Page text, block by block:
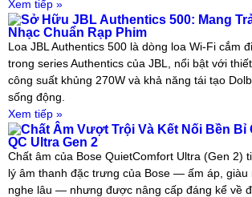
Xem tiếp »
Sở Hữu JBL Authentics 500: Mang
Nhạc Chuẩn Rạp Phim
Loa JBL Authentics 500 là dòng loa Wi-Fi cắm
trong series Authentics của JBL, nổi bật với
công suất khủng 270W và khả năng tái tạo
sống động.
Xem tiếp »
Chất Âm Vượt Trội Và Kết Nối Bền Bỉ
QC Ultra Gen 2
Chất âm của Bose QuietComfort Ultra (Gen 2)
lý âm thanh đặc trưng của Bose — ấm áp,
nghe lâu — nhưng được nâng cấp đáng kể về